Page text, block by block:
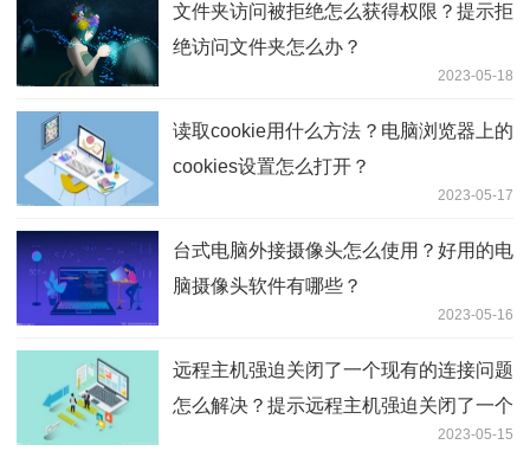
文件夹访问被拒绝怎么获得权限？提示拒
绝访问文件夹怎么办？
2023-05-18
读取cookie用什么方法？电脑浏览器上的
cookies设置怎么打开？
2023-05-17
台式电脑外接摄像头怎么使用？好用的电
脑摄像头软件有哪些？
2023-05-16
远程主机强迫关闭了一个现有的连接问题
怎么解决？提示远程主机强迫关闭了一个
2023-05-15